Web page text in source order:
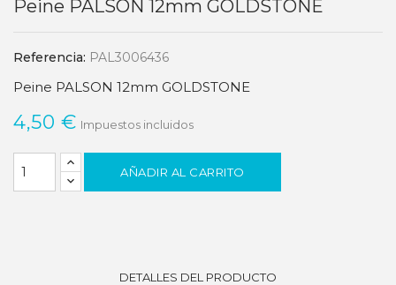
Peine PALSON 12mm GOLDSTONE
Referencia: PAL3006436
Peine PALSON 12mm GOLDSTONE
4,50 € Impuestos incluidos
AÑADIR AL CARRITO
DETALLES DEL PRODUCTO